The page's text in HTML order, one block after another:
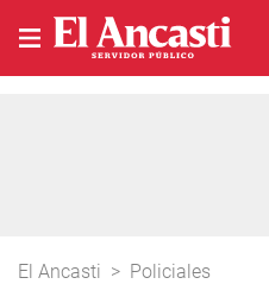
El Ancasti > Policiales